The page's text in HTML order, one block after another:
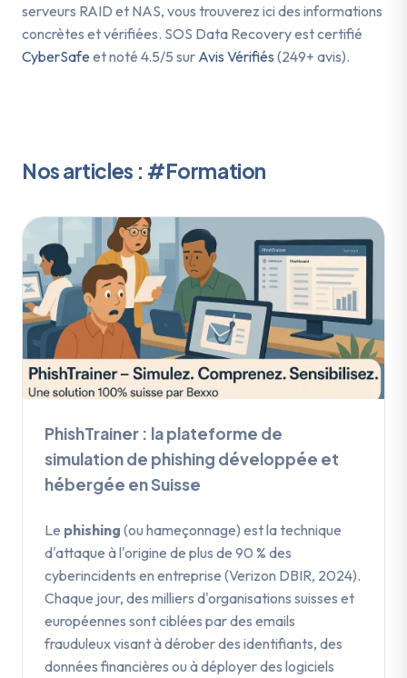
serveurs RAID et NAS, vous trouverez ici des informations
concrètes et vérifiées. SOS Data Recovery est certifié
CyberSafe et noté 4.5/5 sur Avis Vérifiés (249+ avis).
Nos articles : #Formation
PhishTrainer : la plateforme de
simulation de phishing développée et
hébergée en Suisse
Le phishing (ou hameçonnage) est la technique
d'attaque à l'origine de plus de 90 % des
cyberincidents en entreprise (Verizon DBIR, 2024).
Chaque jour, des milliers d'organisations suisses et
européennes sont ciblées par des emails
frauduleux visant à dérober des identifiants, des
données financières ou à déployer des logiciels